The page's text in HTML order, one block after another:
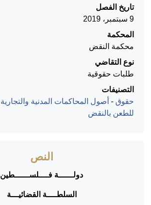
تاريخ الفصل
9 سبتمبر، 2019
المحكمة
محكمة النقض
نوع التقاضي
طلبات حقوقية
التصنيفات
حقوق - أصول المحاكمات المدنية والتجارية
للطعن بالنقض
النص
دولــــــة فــــلســــــطين
السلطــــة القضائيـــة